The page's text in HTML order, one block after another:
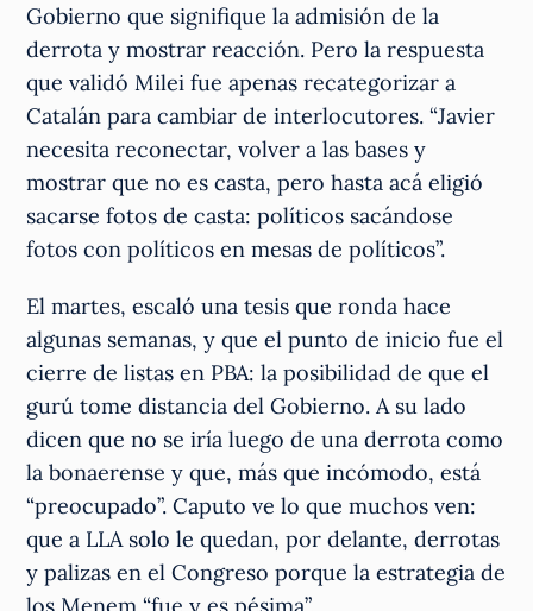
Gobierno que signifique la admisión de la
derrota y mostrar reacción. Pero la respuesta
que validó Milei fue apenas recategorizar a
Catalán para cambiar de interlocutores. “Javier
necesita reconectar, volver a las bases y
mostrar que no es casta, pero hasta acá eligió
sacarse fotos de casta: políticos sacándose
fotos con políticos en mesas de políticos”.
El martes, escaló una tesis que ronda hace
algunas semanas, y que el punto de inicio fue el
cierre de listas en PBA: la posibilidad de que el
gurú tome distancia del Gobierno. A su lado
dicen que no se iría luego de una derrota como
la bonaerense y que, más que incómodo, está
“preocupado”. Caputo ve lo que muchos ven:
que a LLA solo le quedan, por delante, derrotas
y palizas en el Congreso porque la estrategia de
los Menem “fue y es pésima”.